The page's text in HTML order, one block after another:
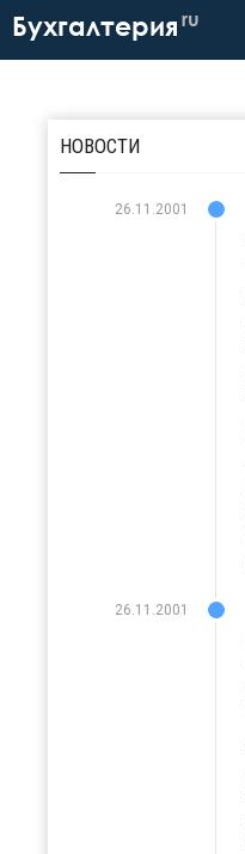
Бухгалтерия ru
НОВОСТИ
26.11.2001
26.11.2001